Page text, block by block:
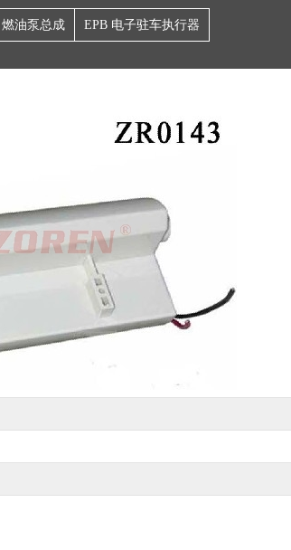
燃油泵总成 EPB 电子驻车执行器